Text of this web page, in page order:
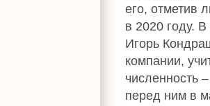
его, отметив
в 2020 году.
Игорь
компании,
численность
перед ним в